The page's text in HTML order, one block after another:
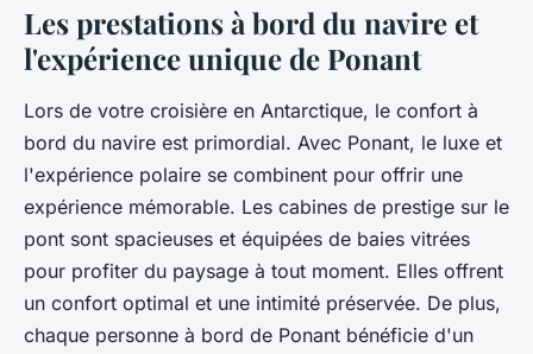
Les prestations à bord du navire et
l'expérience unique de Ponant
Lors de votre croisière en Antarctique, le confort à
bord du navire est primordial. Avec Ponant, le luxe et
l'expérience polaire se combinent pour offrir une
expérience mémorable. Les cabines de prestige sur le
pont sont spacieuses et équipées de baies vitrées
pour profiter du paysage à tout moment. Elles offrent
un confort optimal et une intimité préservée. De plus,
chaque personne à bord de Ponant bénéficie d'un